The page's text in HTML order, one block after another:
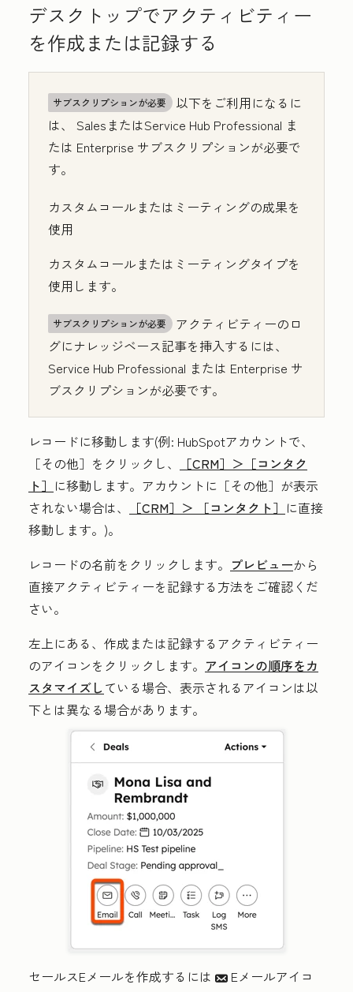
デスクトップでアクティビティー
を作成または記録する
サブスクリプションが必要
以下をご利用になるに
は、 Sales またはService Hub Professional ま
たは Enterprise サブスクリプションが必要で
す。
カスタムコールまたはミーティングの成果を
使用
カスタムコールまたはミーティングタイプを
使用します。
サブスクリプションが必要
アクティビティーのロ
グにナレッジベース記事を挿入するには、
Service Hub Professional または Enterprise サ
ブスクリプションが必要です。
レコードに移動します(例: HubSpotアカウントで、
［その他］をクリックし、
［CRM］＞ ［コンタク
ト］ に移動します。アカウントに ［その他］が表示
されない場合は、
［CRM］＞ ［コンタクト］ に直接
移動します。)。
レコードの名前をクリックします。 プレビューから
直接アクティビティーを記録する方法をご確認くだ
さい。
左上にある、作成または記録するアクティビティー
のアイコンをクリックします。 アイコンの順序をカ
スタマイズし ている場合、表示されるアイコンは以
下とは異なる場合があります。
セールスEメールを作成するには email Eメールアイコ